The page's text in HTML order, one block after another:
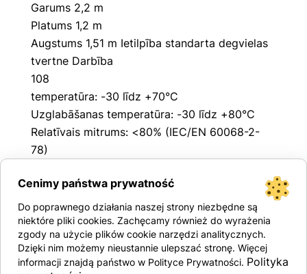
Garums 2,2 m
Platums 1,2 m
Augstums 1,51 m Ietilpība standarta degvielas
tvertne Darbība
108
temperatūra: -30 līdz +70°C
Uzglabāšanas temperatūra: -30 līdz +80°C
Relatīvais mitrums: <80% (IEC/EN 60068-2-
78)
Pārsprieguma kategorija: 3
Mērījumu kategorija: III
Klimatiskā secība : Z/ABDM (IEC/EN 60068-2-
61)
Triecienizturība: 15g (IEC/EN 60068-2-27)
Cenimy państwa prywatność
Do poprawnego działania naszej strony niezbędne są
niektóre pliki cookies. Zachęcamy również do wyrażenia
zgody na użycie plików cookie narzędzi analitycznych.
Dzięki nim możemy nieustannie ulepszać stronę. Więcej
informacji znajdą państwo w Polityce Prywatności. Polityka